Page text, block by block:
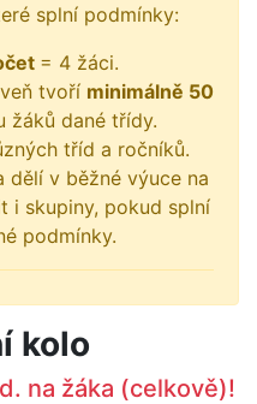
splní podmínky:
= 4 žáci.
tvoří minimálně 50
žáků dané třídy.
tříd a ročníků.
dělí v běžné výuce na
i skupiny, pokud splní
podmínky.
kolo
na žáka (celkově)!